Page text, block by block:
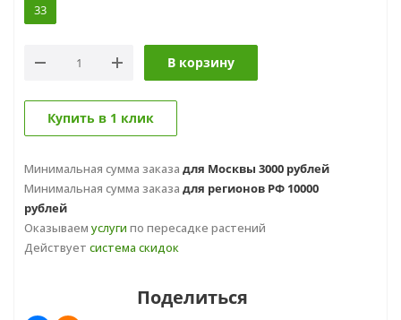
33
В корзину
Купить в 1 клик
Минимальная сумма заказа для Москвы 3000 рублей
Минимальная сумма заказа для регионов РФ 10000
рублей
Оказываем услуги по пересадке растений
Действует система скидок
Поделиться